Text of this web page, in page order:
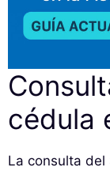
cédula
La consulta del